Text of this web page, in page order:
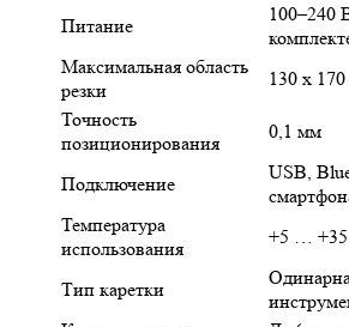
Питание
100–240
Максимальная область
резки
130 х
Точность
позиционирования
0,1 мм
Подключение
USB,
Температура
использования
+5 … +35
Тип каретки